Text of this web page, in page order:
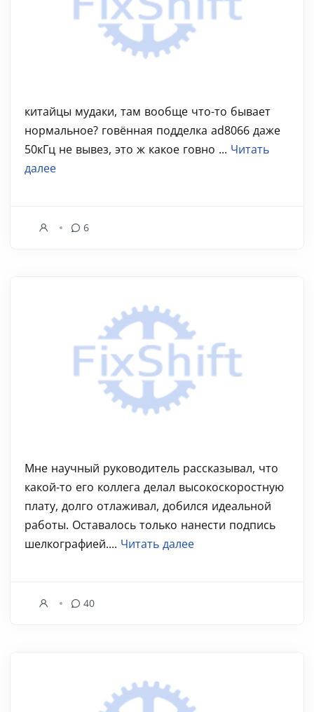
китайцы мудаки, там вообще что-то бывает
нормальное? говённая подделка ad8066 даже
50кГц не вывез, это ж какое говно ... Читать
далее
6
Мне научный руководитель рассказывал, что
какой-то его коллега делал высокоскоростную
плату, долго отлаживал, добился идеальной
работы. Оставалось только нанести подпись
шелкографией.... Читать далее
40